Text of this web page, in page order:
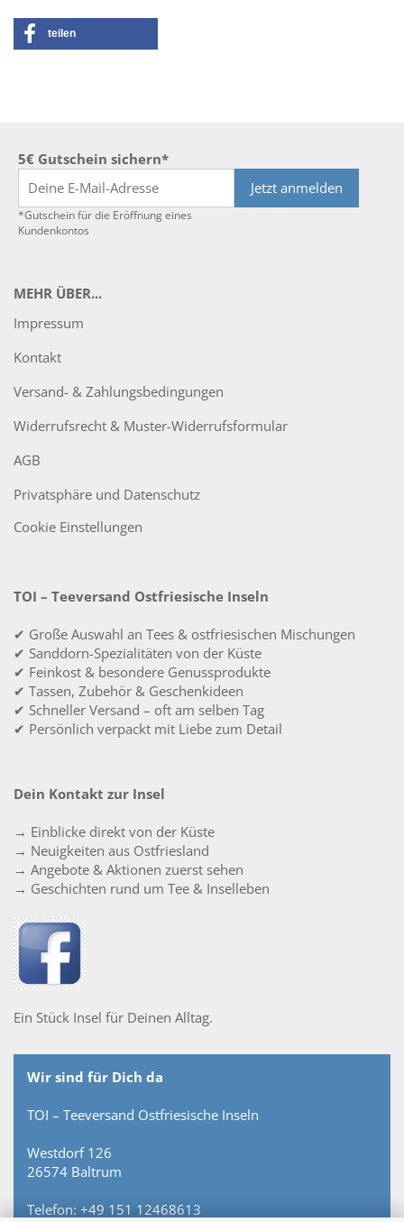
teilen
5€ Gutschein sichern*
Jetzt anmelden
*Gutschein für die Eröffnung eines
Kundenkontos
MEHR ÜBER...
Impressum
Kontakt
Versand- & Zahlungsbedingungen
Widerrufsrecht & Muster-Widerrufsformular
AGB
Privatsphäre und Datenschutz
Cookie Einstellungen
TOI – Teeversand Ostfriesische Inseln
✔ Große Auswahl an Tees & ostfriesischen Mischungen
✔ Sanddorn-Spezialitäten von der Küste
✔ Feinkost & besondere Genussprodukte
✔ Tassen, Zubehör & Geschenkideen
✔ Schneller Versand – oft am selben Tag
✔ Persönlich verpackt mit Liebe zum Detail
Dein Kontakt zur Insel
→ Einblicke direkt von der Küste
→ Neuigkeiten aus Ostfriesland
→ Angebote & Aktionen zuerst sehen
→ Geschichten rund um Tee & Inselleben
Ein Stück Insel für Deinen Alltag.
Wir sind für Dich da
TOI – Teeversand Ostfriesische Inseln
Westdorf 126
26574 Baltrum
Telefon: +49 151 12468613